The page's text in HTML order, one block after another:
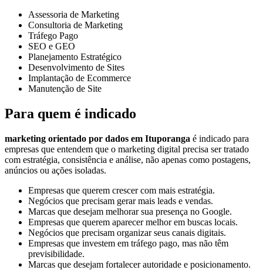
Assessoria de Marketing
Consultoria de Marketing
Tráfego Pago
SEO e GEO
Planejamento Estratégico
Desenvolvimento de Sites
Implantação de Ecommerce
Manutenção de Site
Para quem é indicado
marketing orientado por dados em Ituporanga é indicado para
empresas que entendem que o marketing digital precisa ser tratado
com estratégia, consistência e análise, não apenas como postagens,
anúncios ou ações isoladas.
Empresas que querem crescer com mais estratégia.
Negócios que precisam gerar mais leads e vendas.
Marcas que desejam melhorar sua presença no Google.
Empresas que querem aparecer melhor em buscas locais.
Negócios que precisam organizar seus canais digitais.
Empresas que investem em tráfego pago, mas não têm
previsibilidade.
Marcas que desejam fortalecer autoridade e posicionamento.